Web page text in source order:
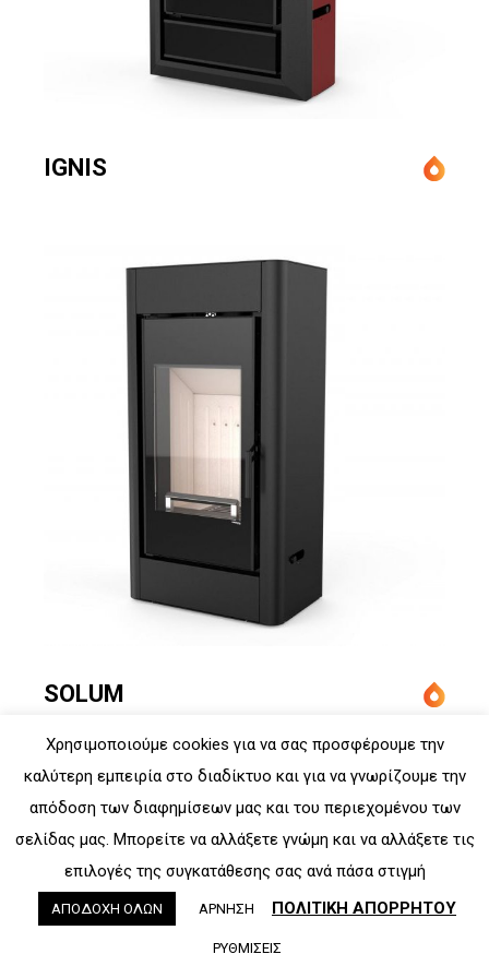
IGNIS
SOLUM
Χρησιμοποιούμε cookies για να σας προσφέρουμε την
καλύτερη εμπειρία στο διαδίκτυο και για να γνωρίζουμε την
απόδοση των διαφημίσεων μας και του περιεχομένου των
σελίδας μας. Μπορείτε να αλλάξετε γνώμη και να αλλάξετε τις
επιλογές της συγκατάθεσης σας ανά πάσα στιγμή
ΑΠΟΔΟΧΗ ΟΛΩΝ ΑΡΝΗΣΗ ΠΟΛΙΤΙΚΗ ΑΠΟΡΡΗΤΟΥ
ΡΥΘΜΙΣΕΙΣ